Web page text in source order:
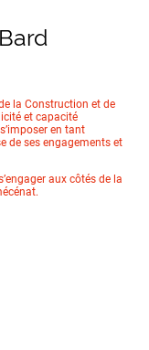
la Construction et de
et capacité
en tant
de ses engagements et
aux côtés de la